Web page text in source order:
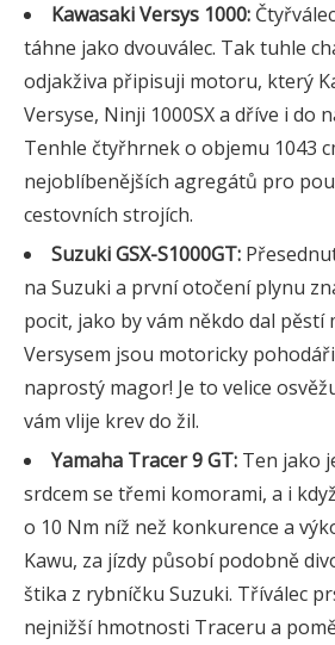
Kawasaki Versys 1000:
táhne jako dvouválec. Tak tuhle
odjakživa připisuji motoru, který
Versyse, Ninji 1000SX a dříve i do
Tenhle čtyřhrnek o objemu 1043
nejoblíbenějších agregátů pro
cestovních strojích.
Suzuki GSX-S1000GT:
na Suzuki a první otočení plynu
pocit, jako by vám někdo dal pěstí
Versysem jsou motoricky
naprostý magor! Je to velice
vám vlije krev do žil.
Yamaha Tracer 9 GT: Ten jako
srdcem se třemi komorami, a i
o 10 Nm níž než konkurence a
Kawu, za jízdy působí podobně
štika z rybníčku Suzuki. Tříválec
nejnižší hmotnosti Traceru a